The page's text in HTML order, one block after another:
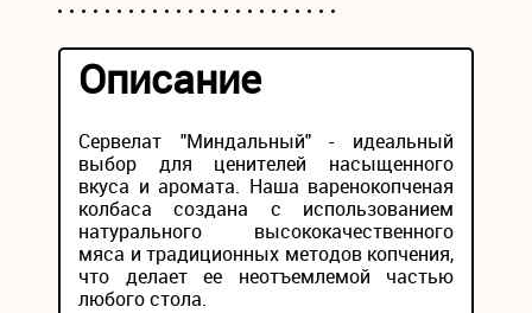
Описание
Сервелат "Миндальный" - идеальный
выбор для ценителей насыщенного
вкуса и аромата. Наша варенокопченая
колбаса создана с использованием
натурального высококачественного
мяса и традиционных методов копчения,
что делает ее неотъемлемой частью
любого стола.